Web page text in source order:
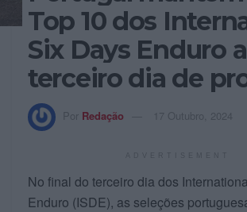
Top 10 dos
Six Days Enduro
terceiro dia de
Por Redação 17 Outubro, 2024
No final do terceiro dia dos
Enduro (ISDE), as seleções